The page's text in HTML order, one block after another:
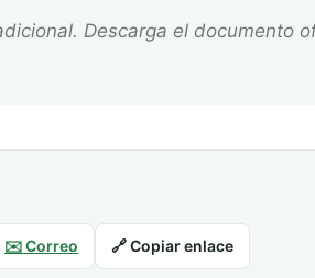
✉️ Correo 🔗 Copiar enlace